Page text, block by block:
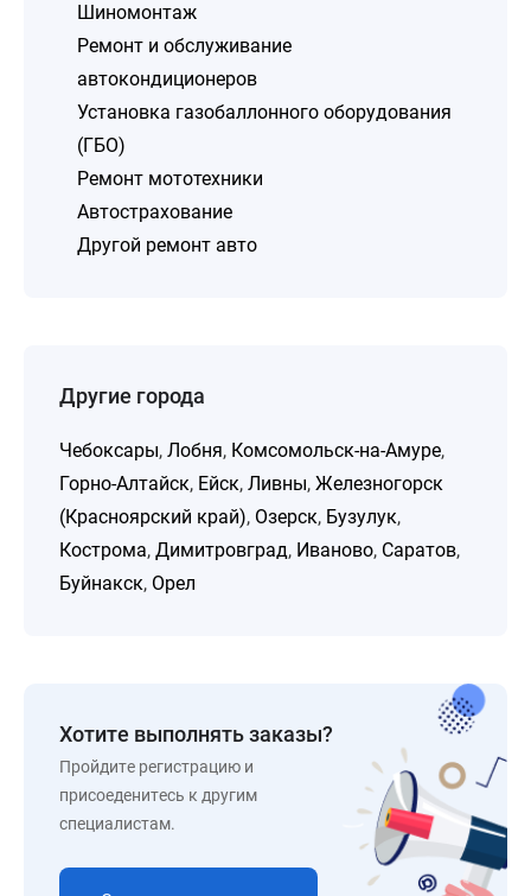
Шиномонтаж
Ремонт и обслуживание
автокондиционеров
Установка газобаллонного оборудования
(ГБО)
Ремонт мототехники
Автострахование
Другой ремонт авто
Другие города
Чебоксары, Лобня, Комсомольск-на-Амуре,
Горно-Алтайск, Ейск, Ливны, Железногорск
(Красноярский край), Озерск, Бузулук,
Кострома, Димитровград, Иваново, Саратов,
Буйнакск, Орел
Хотите выполнять заказы?
Пройдите регистрацию и
присоеденитесь к другим
специалистам.